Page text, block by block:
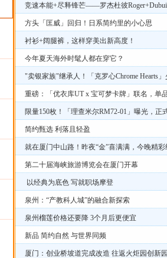
竞速本能+尽释锋芒——罗杰杜彼
方头「匡威」回归！日系简约里的小心思
衬衫+阔腿裤，这样穿美出新高度！
今年夏天海外时髦人都在穿它？
"卖银家族"继承人！「克罗心Chrome Hearts
重磅：「优衣库UT x 宝可梦卡牌」联名，单
限量150枚！「理查米尔RM72-01」曝光，正
简约甄选 利落且轻盈
就在厦门中山路！昨夜“金”喜满满，今晚精
第二十届海峡旅游博览会在厦门开幕
以经典为底色 写就职场摩登
泉州：“产教科人城”的融合新探索
泉州榴莲价格还要降 3个月后更便宜
新品 简约自然 与世界同频
厦门：创业桥坡道完成改造 往返火炬园创新